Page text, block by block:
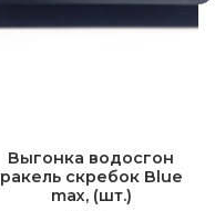
Выгонка водосгон
ракель скребок Blue
max, (шт.)